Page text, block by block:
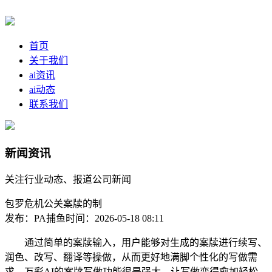
首页
关于我们
ai资讯
ai动态
联系我们
新闻资讯
关注行业动态、报道公司新闻
包罗危机公关案牍的制
发布：PA捕鱼时间：2026-05-18 08:11
通过简单的案牍输入，用户能够对生成的案牍进行续写、
润色、改写、翻译等操做，从而更好地满脚个性化的写做需